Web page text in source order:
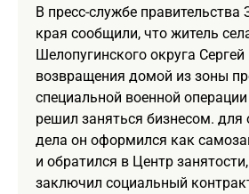
В пресс-службе правительства
края сообщили, что житель
Шелопугинского округа
возвращения домой из зоны
специальной военной
решил заняться бизнесом. для
дела он оформился как
и обратился в Центр
заключил социальный